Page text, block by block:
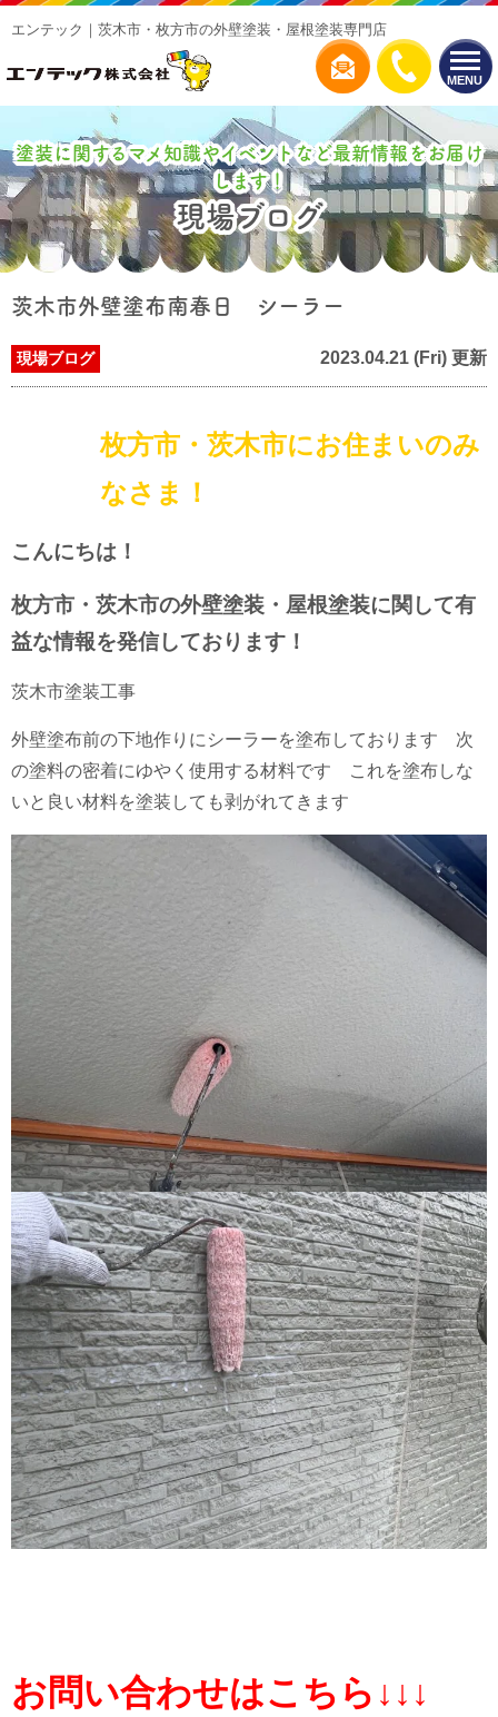
MENU
エンテック｜茨木市・枚方市の外壁塗装・屋根塗装専門店
塗装に関するマメ知識やイベントなど最新情報をお届け
します！
現場ブログ
茨木市外壁塗布南春日 シーラー
現場ブログ 2023.04.21 (Fri) 更新
枚方市・茨木市にお住まいのみ
なさま！
こんにちは！
枚方市・茨木市の外壁塗装・屋根塗装に関して有
益な情報を発信しております！
茨木市塗装工事
外壁塗布前の下地作りにシーラーを塗布しております 次
の塗料の密着にゆやく使用する材料です これを塗布しな
いと良い材料を塗装しても剥がれてきます
お問い合わせはこちら↓↓↓